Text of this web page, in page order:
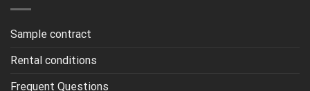
Sample contract
Rental conditions
Frequent Questions